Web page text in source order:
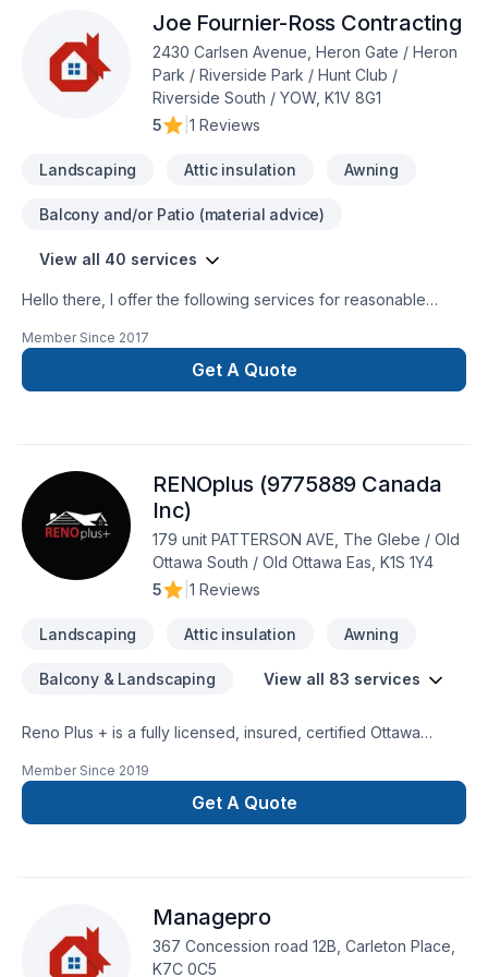
Transformons ensemble vos idées en réalité. Contactez-nous
dès maintenant.
Joe Fournier-Ross Contracting
2430 Carlsen Avenue, Heron Gate / Heron
Park / Riverside Park / Hunt Club /
Riverside South / YOW, K1V 8G1
5
1 Reviews
Landscaping Attic insulation Awning
Balcony and/or Patio (material advice)
View all 40 services
Hello there, I offer the following services for reasonable
casing, door casing, all types of flooring Laminate, hardwood,
engineered hardwood, cedar tongue and groove installation,
fire-pit installation, backsplashes and accent walls, as well as
Member Since 2017
Get A Quote
RENOplus (9775889 Canada
Inc)
179 unit PATTERSON AVE, The Glebe / Old
Ottawa South / Old Ottawa Eas, K1S 1Y4
5
1 Reviews
Landscaping Attic insulation Awning
Balcony & Landscaping View all 83 services
Reno Plus + is a fully licensed, insured, certified Ottawa
remodeling expert specializing in Custom Home Renovations
jobs according to their specific needs and requests, always
project with seriousness and professionalism, putting special
attention to details, regardless the size and the complexity of
the job.
Member Since 2019
Get A Quote
Managepro
367 Concession road 12B, Carleton Place,
K7C 0C5